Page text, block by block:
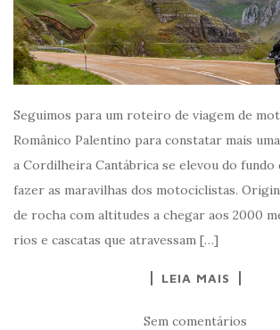
Seguimos para um roteiro de viagem de
Românico Palentino para constatar mais
a Cordilheira Cantábrica se elevou do fundo
fazer as maravilhas dos motociclistas.
de rocha com altitudes a chegar aos 2000
rios e cascatas que atravessam […]
LEIA MAIS
Sem comentários